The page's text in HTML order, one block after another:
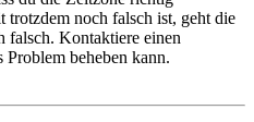
trotzdem noch falsch ist, geht die
falsch. Kontaktiere einen
beheben kann.